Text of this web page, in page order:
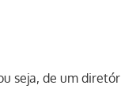
seja, de um